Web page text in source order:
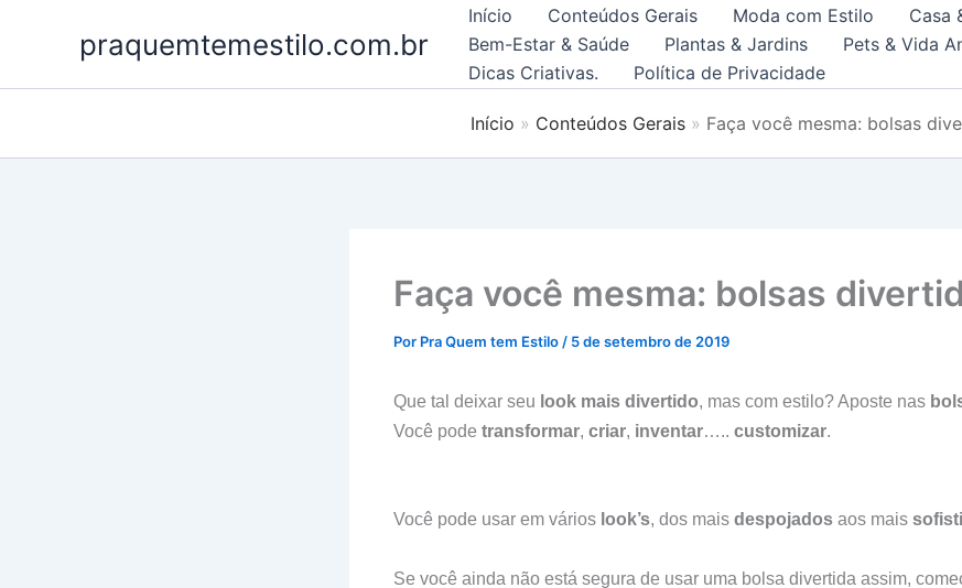
praquemtemestilo.com.br
Início Conteúdos Gerais Moda com Estilo Casa
Bem-Estar & Saúde
Plantas & Jardins Pets & Vida
Dicas Criativas.
Política de Privacidade
Início Conteúdos Gerais Faça você mesma: bolsas
Faça você mesma: bolsas
Por Pra Quem tem Estilo / 5 de setembro de 2019
Que tal deixar seu look mais divertido, mas com estilo? Aposte nas
Você pode transformar, criar, inventar….. customizar.
Você pode usar em vários look’s, dos mais despojados aos mais
Se você ainda não está segura de usar uma bolsa divertida assim,